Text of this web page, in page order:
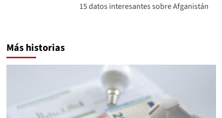
15 datos interesantes sobre Afganistán
Más historias